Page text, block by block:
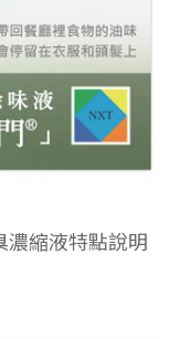
濃縮液特點說明